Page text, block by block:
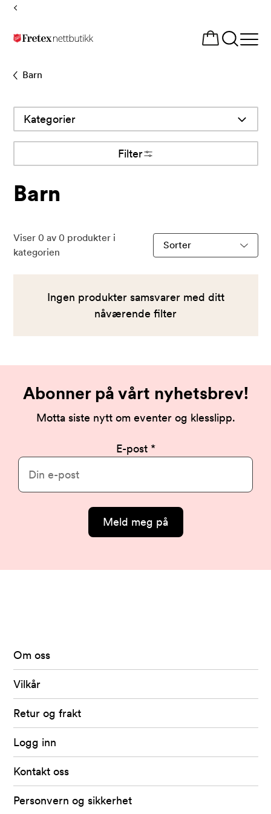
Tilbake
til
Åpne
Barn
Barn
Kategorier
Filter
Viser 0 av 0 produkter i
kategorien
Sorter
produkter
Ingen produkter samsvarer med ditt
nåværende filter
Abonner på vårt nyhetsbrev!
Motta siste nytt om eventer og klesslipp.
E-post
Meld meg på
av
Fretex
Om oss
Vilkår
Retur og frakt
Logg inn
Kontakt oss
Personvern og sikkerhet